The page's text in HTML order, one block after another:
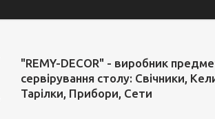
"REMY-DECOR" - виробник
сервірування столу: Свічники,
Тарілки, Прибори, Сети